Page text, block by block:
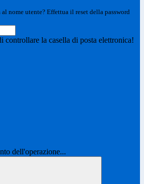
nome utente? Effettua il reset della password
controllare la casella di posta elettronica!
dell'operazione...